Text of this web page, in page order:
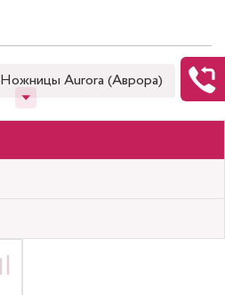
Ножницы Aurora (Аврора)